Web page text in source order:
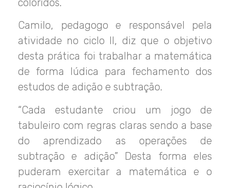
coloridos.
Camilo, pedagogo e responsável pela
atividade no ciclo II, diz que o objetivo
desta prática foi trabalhar a matemática
de forma lúdica para fechamento dos
estudos de adição e subtração.
“Cada estudante criou um jogo de
tabuleiro com regras claras sendo a base
do aprendizado as operações de
subtração e adição” Desta forma eles
puderam exercitar a matemática e o